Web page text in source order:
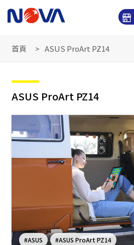
首頁 ASUS ProArt PZ14
ASUS ProArt PZ14
#ASUS #ASUS ProArt PZ14